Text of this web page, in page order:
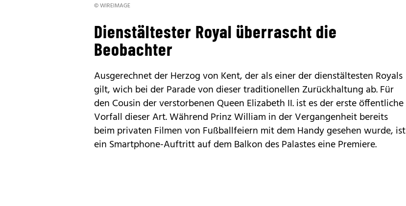
© WIREIMAGE
Dienstältester Royal überrascht die
Beobachter
Ausgerechnet der Herzog von Kent, der als einer der dienstältesten Royals
gilt, wich bei der Parade von dieser traditionellen Zurückhaltung ab. Für
den Cousin der verstorbenen Queen Elizabeth II. ist es der erste öffentliche
Vorfall dieser Art. Während Prinz William in der Vergangenheit bereits
beim privaten Filmen von Fußballfeiern mit dem Handy gesehen wurde, ist
ein Smartphone-Auftritt auf dem Balkon des Palastes eine Premiere.